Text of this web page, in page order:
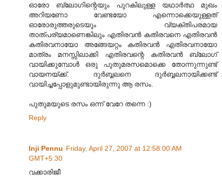
ഓരോ ബ്ലോഗിന്റെയും പുറകിലുള്ള യഥാര്‍ത്ഥ മുഖം
അറിയണോ വേണ്ടയോ എന്നൊക്കെയുള്ളത്
ഓരോരുത്തരുടെയും വ്യക്തിപരമായ
താത്‌പര്യമാണെങ്കിലും എതിരവന്‍ കതിരവനെ എതിരവന്‍
കതിരവനായോ അങ്ങേയറ്റം കതിരവന്‍ എതിരവനായോ
മാത്രം മനസ്സിലാക്കി എതിരവന്റെ കതിരവന്‍ ബ്ലോഗ്
വായിക്കുമ്പോള്‍ ഒരു പുതുമരസമൊക്കെ തോന്നുന്നുണ്ട്
വായനയ്ക്ക്. ദുര്‍ബ്ബലനെ ദുര്‍ബ്ബലനായിക്കണ്ട്
വായിച്ചപ്പോളുമുണ്ടായിരുന്നു ആ രസം.
പുതുമയുടെ രസം ഒന്ന് വേറേ തന്നെ :)
Reply
Inji Pennu Friday, April 27, 2007 at 12:58:00 AM
GMT+5:30
വക്കാരിജീ